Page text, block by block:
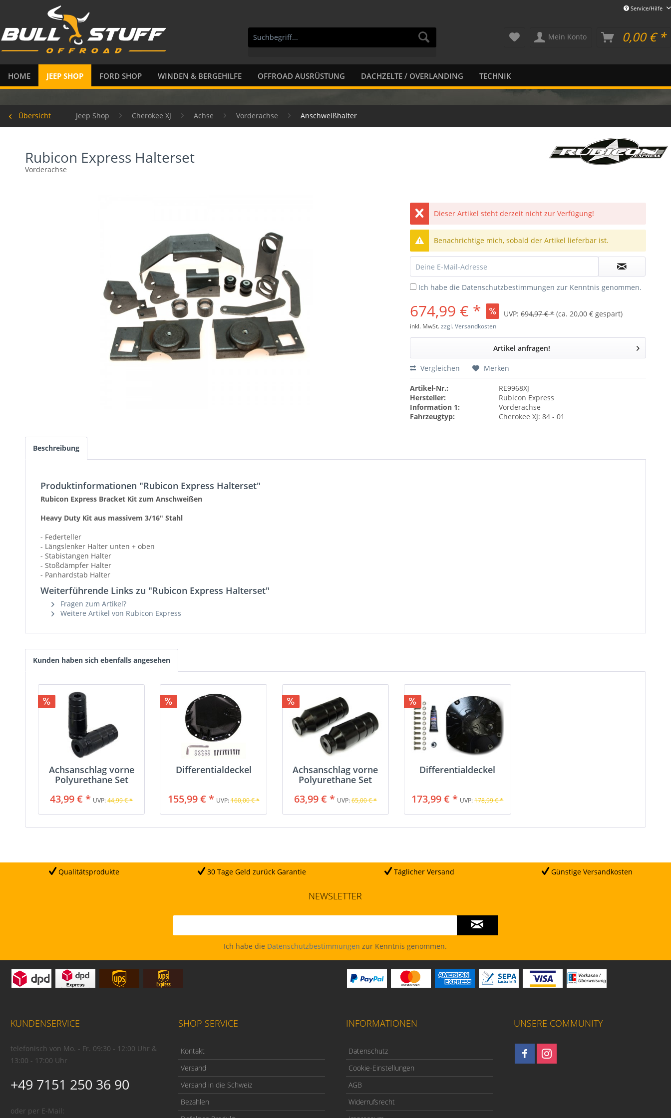
Service/Hilfe
Mein Konto 0,00 € *
HOME JEEP SHOP FORD SHOP WINDEN & BERGEHILFE OFFROAD AUSRÜSTUNG DACHZELTE / OVERLANDING TECHNIK
Übersicht Jeep Shop Cherokee XJ Achse Vorderachse Anschweißhalter
Rubicon Express Halterset
Vorderachse
Dieser Artikel steht derzeit nicht zur Verfügung!
Benachrichtige mich, sobald der Artikel lieferbar ist.
Ich habe die Datenschutzbestimmungen zur Kenntnis genommen.
674,99 € * UVP:694,97 € *(ca. 20,00 € gespart)
inkl. MwSt.zzgl. Versandkosten
Artikel anfragen!
Vergleichen Merken
Artikel-Nr.:
RE9968XJ
Hersteller:
Rubicon Express
Information 1:
Vorderachse
Fahrzeugtyp:
Cherokee XJ: 84 - 01
Beschreibung
Produktinformationen "Rubicon Express Halterset"
Rubicon Express Bracket Kit zum Anschweißen
Heavy Duty Kit aus massivem 3/16" Stahl
- Federteller
- Längslenker Halter unten + oben
- Stabistangen Halter
- Stoßdämpfer Halter
- Panhardstab Halter
Weiterführende Links zu "Rubicon Express Halterset"
Fragen zum Artikel?
Weitere Artikel von Rubicon Express
Kunden haben sich ebenfalls angesehen
Achsanschlag vorne
Polyurethane Set
43,99 € * UVP:44,99 € *
Differentialdeckel
155,99 € * UVP:160,00 € *
Achsanschlag vorne
Polyurethane Set
63,99 € * UVP:65,00 € *
Differentialdeckel
173,99 € * UVP:178,99 € *
Qualitätsprodukte 30 Tage Geld zurück Garantie Täglicher Versand Günstige Versandkosten
NEWSLETTER
Ich habe die Datenschutzbestimmungen zur Kenntnis genommen.
KUNDENSERVICE
telefonisch von Mo. - Fr. 09:30 - 12:00 Uhr &
13:00 - 17:00 Uhr
+49 7151 250 36 90
oder per E-Mail:
SHOP SERVICE
Kontakt
Versand
Versand in die Schweiz
Bezahlen
INFORMATIONEN
Datenschutz
Cookie-Einstellungen
AGB
Widerrufsrecht
UNSERE COMMUNITY